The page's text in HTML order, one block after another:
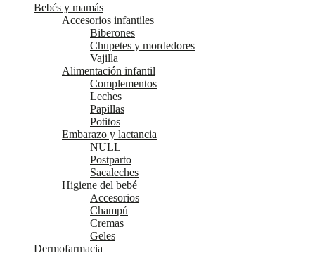
Bebés y mamás
Accesorios infantiles
Biberones
Chupetes y mordedores
Vajilla
Alimentación infantil
Complementos
Leches
Papillas
Potitos
Embarazo y lactancia
NULL
Postparto
Sacaleches
Higiene del bebé
Accesorios
Champú
Cremas
Geles
Dermofarmacia